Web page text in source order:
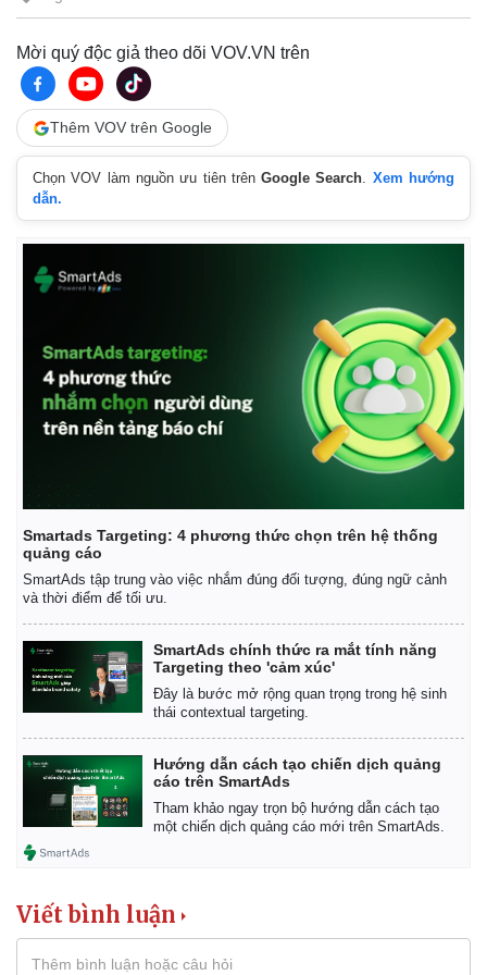
Thể thao
Mời quý độc giả theo dõi VOV.VN trên
Thêm VOV trên Google
Chọn VOV làm nguồn ưu tiên trênGoogle Search. Xem hướng
dẫn.
Smartads Targeting: 4 phương thức chọn trên hệ thống
quảng cáo
SmartAds tập trung vào việc nhắm đúng đối tượng, đúng ngữ cảnh
và thời điểm để tối ưu.
SmartAds chính thức ra mắt tính năng
Targeting theo 'cảm xúc'
Đây là bước mở rộng quan trọng trong hệ sinh
thái contextual targeting.
Hướng dẫn cách tạo chiến dịch quảng
cáo trên SmartAds
Tham khảo ngay trọn bộ hướng dẫn cách tạo
một chiến dịch quảng cáo mới trên SmartAds.
Viết bình luận